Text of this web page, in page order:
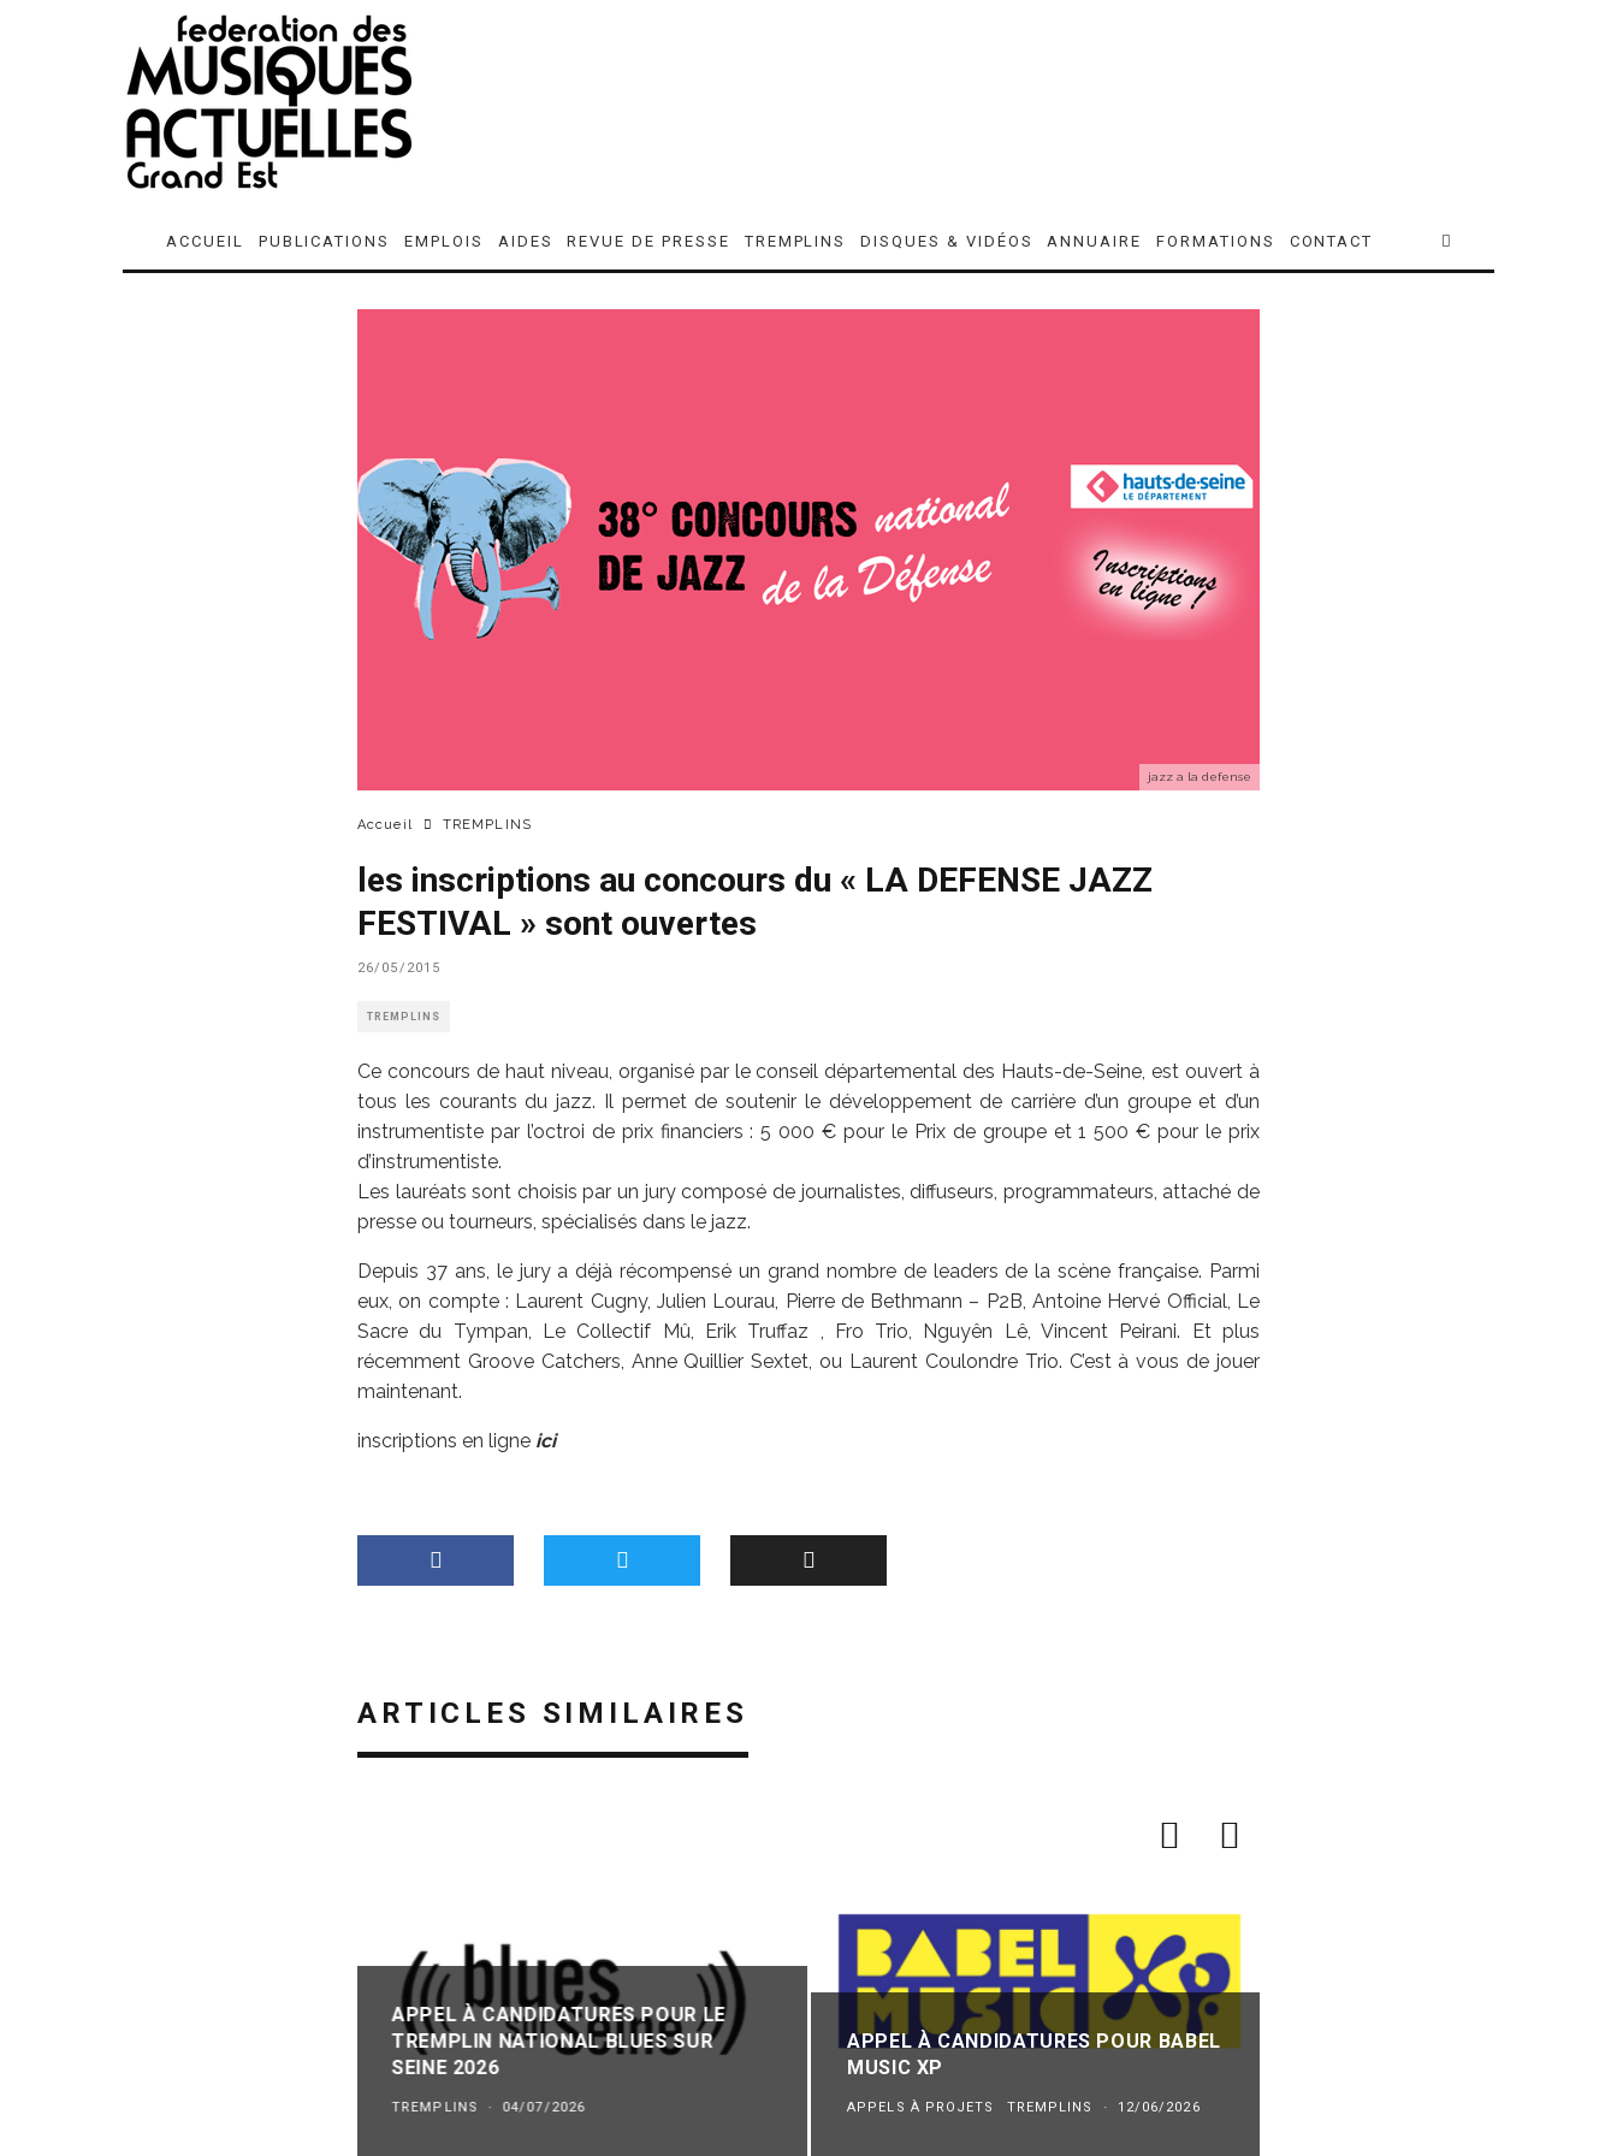
ACCUEIL PUBLICATIONS EMPLOIS AIDES REVUE DE PRESSE TREMPLINS DISQUES & VIDÉOS ANNUAIRE FORMATIONS CONTACT
jazz a la defense
Accueil TREMPLINS
les inscriptions au concours du « LA DEFENSE JAZZ
FESTIVAL » sont ouvertes
26/05/2015
TREMPLINS
Ce concours de haut niveau, organisé par le conseil départemental des Hauts-de-Seine, est ouvert à
tous les courants du jazz. Il permet de soutenir le développement de carrière d’un groupe et d’un
instrumentiste par l’octroi de prix financiers : 5 000 € pour le Prix de groupe et 1 500 € pour le prix
d’instrumentiste.
Les lauréats sont choisis par un jury composé de journalistes, diffuseurs, programmateurs, attaché de
presse ou tourneurs, spécialisés dans le jazz.
Depuis 37 ans, le jury a déjà récompensé un grand nombre de leaders de la scène française. Parmi
eux, on compte : Laurent Cugny, Julien Lourau, Pierre de Bethmann – P2B, Antoine Hervé Official, Le
Sacre du Tympan, Le Collectif Mû, Erik Truffaz , Fro Trio, Nguyên Lê, Vincent Peirani. Et plus
récemment Groove Catchers, Anne Quillier Sextet, ou Laurent Coulondre Trio. C’est à vous de jouer
maintenant.
inscriptions en ligne ici
ARTICLES SIMILAIRES
APPEL À CANDIDATURES POUR LE
TREMPLIN NATIONAL BLUES SUR
SEINE 2026
TREMPLINS · 04/07/2026
APPEL À CANDIDATURES POUR BABEL
MUSIC XP
APPELS À PROJETS TREMPLINS · 12/06/2026